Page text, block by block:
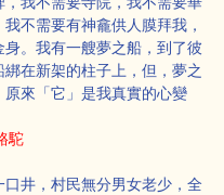
不需要有神龕供人膜拜我，
。我有一艘夢之船，到了彼
在新架的柱子上，但，夢之
來「它」是我真實的心變
駝
井，村民無分男女老少，全